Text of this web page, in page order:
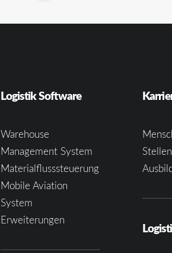
Logistik Software
Warehouse
Management System
Materialflusssteuerung
Mobile Aviation
System
Erweiterungen